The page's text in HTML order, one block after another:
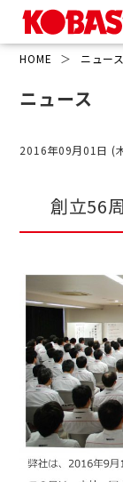
HOME ＞ ニュース
ニュース
2016年09月01日 (
創立56